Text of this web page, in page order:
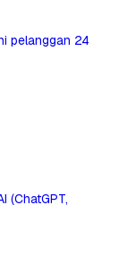
pelanggan 24
(ChatGPT,